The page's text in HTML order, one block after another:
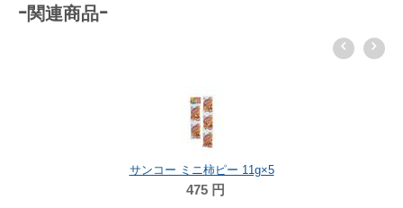
-関連商品-
サンコー ミニ柿ピー 11g×5
475 円